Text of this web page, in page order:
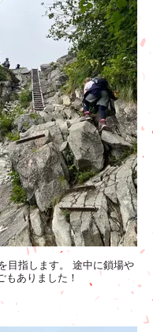
目指します。 途中に鎖場や
もありました！